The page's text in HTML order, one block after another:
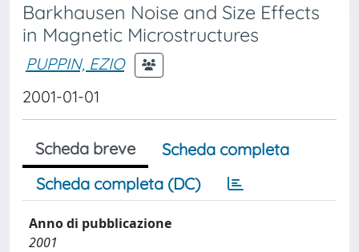
Barkhausen Noise and Size Effects
in Magnetic Microstructures
PUPPIN, EZIO
2001-01-01
Scheda breve
Scheda completa
Scheda completa (DC)
Anno di pubblicazione
2001